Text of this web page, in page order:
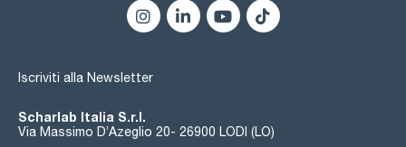
Iscriviti alla Newsletter
Scharlab Italia S.r.l.
Via Massimo D’Azeglio 20- 26900 LODI (LO)